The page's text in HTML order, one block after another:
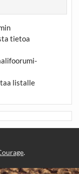
tietoa
listalle
.